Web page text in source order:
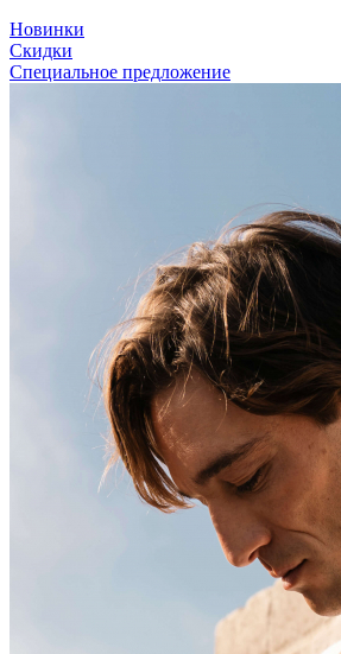
Новинки
Скидки
Специальное предложение